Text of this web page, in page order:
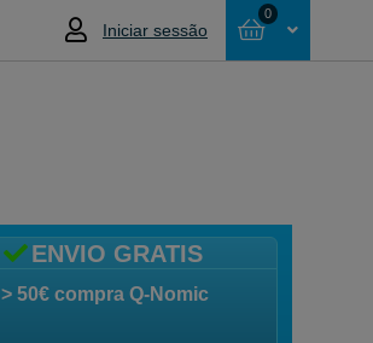
Iniciar sessão
0
ENVIO GRATIS
> 50€ compra Q-Nomic